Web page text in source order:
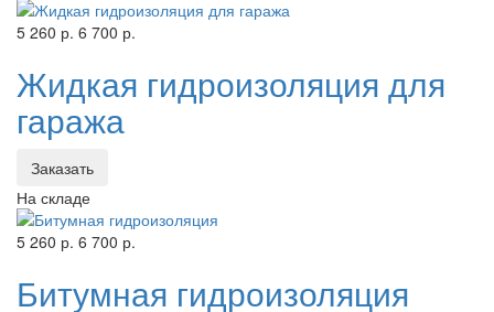
5 260 р. 6 700 р.
Жидкая гидроизоляция для
гаража
Заказать
На складе
5 260 р. 6 700 р.
Битумная гидроизоляция